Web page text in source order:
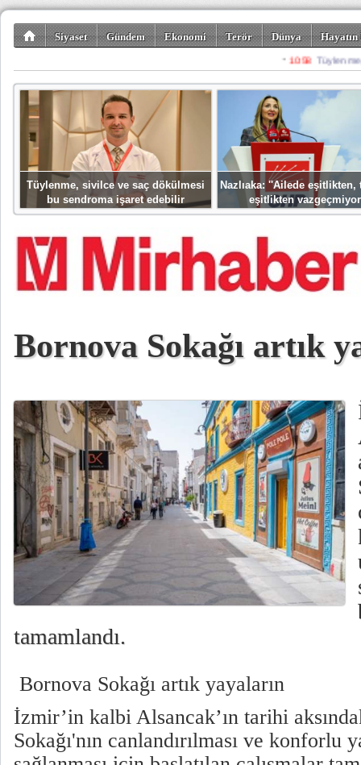
Siyaset Gündem Ekonomi Terör Dünya
Spor Misafir
Tüylenme, sivilce ve saç dökülmesi
bu sendroma işaret edebilir
Nazlıaka: ''Ailede eşitlikten,
eşitlikten
Bornova Sokağı artık
tamamlandı.
Bornova Sokağı artık yayaların
İzmir’in kalbi Alsancak’ın tarihi
Sokağı'nın canlandırılması ve konforlu